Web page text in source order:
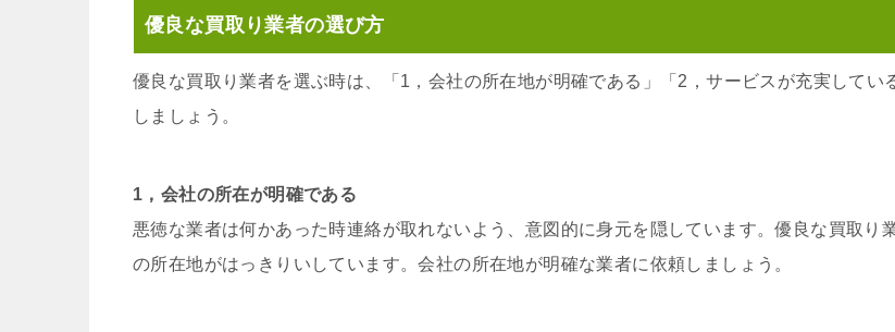
優良な買取り業者の選び方
優良な買取り業者を選ぶ時は、「1，会社の所在地が明確である」「2，サービスが充実してい
しましょう。
1，会社の所在が明確である
悪徳な業者は何かあった時連絡が取れないよう、意図的に身元を隠しています。優良な買取り
の所在地がはっきりいしています。会社の所在地が明確な業者に依頼しましょう。